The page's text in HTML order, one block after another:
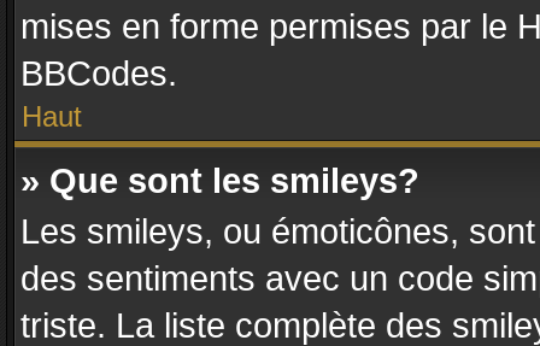
mises en forme permises par le
BBCodes.
Haut
» Que sont les smileys?
Les smileys, ou émoticônes,
des sentiments avec un code
triste. La liste complète des